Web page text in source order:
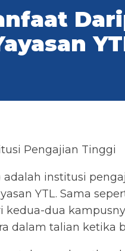
Pengajian Tinggi
adalah institusi
YTL. Sama
dua
dalam talian ketika